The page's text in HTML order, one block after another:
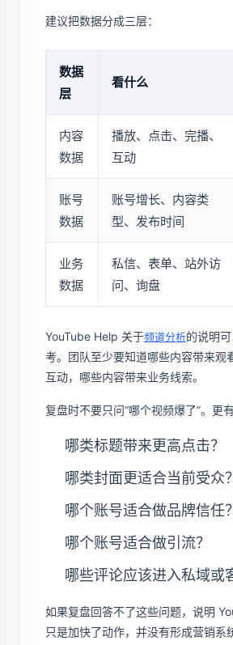
建议把数据分成三层：
数据
层
看什么
内容
数据
播放、点击、完播、
互动
账号
数据
账号增长、内容类
型、发布时间
业务
数据
私信、表单、站外访
问、询盘
YouTube Help 关于频道分析的说明
考。团队至少要知道哪些内容带来观
互动，哪些内容带来业务线索。
复盘时不要只问“哪个视频爆了”。更
哪类标题带来更高点击？
哪类封面更适合当前受众？
哪个账号适合做品牌信任？
哪个账号适合做引流？
哪些评论应该进入私域或
如果复盘回答不了这些问题，说明
只是加快了动作，并没有形成营销系